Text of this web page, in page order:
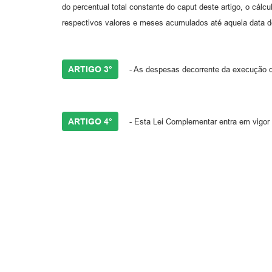
do percentual total constante do caput deste artigo, o
respectivos valores e meses acumulados até aquela data
ARTIGO 3° - As despesas decorrente da execução
ARTIGO 4° - Esta Lei Complementar entra em